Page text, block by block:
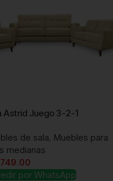
Astrid Juego 3-2-1
de sala Muebles para
medianas
por WhatsApp